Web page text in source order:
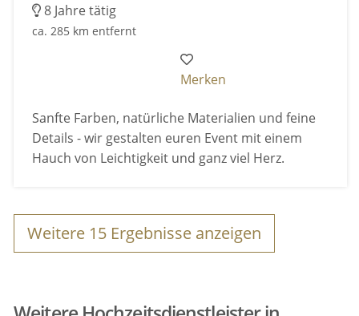
8 Jahre tätig
ca. 285 km entfernt
Merken
Sanfte Farben, natürliche Materialien und feine
Details - wir gestalten euren Event mit einem
Hauch von Leichtigkeit und ganz viel Herz.
Weitere 15 Ergebnisse anzeigen